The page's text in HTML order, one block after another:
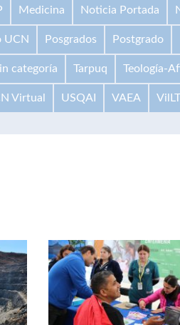
Medicina Noticia Portada
UCN Posgrados Postgrado
categoría Tarpuq Teología-
Virtual USQAI VAEA